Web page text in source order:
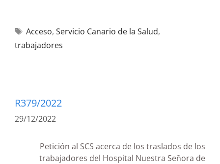
Acceso, Servicio Canario de la Salud,
trabajadores
R379/2022
29/12/2022
Petición al SCS acerca de los traslados de los
trabajadores del Hospital Nuestra Señora de